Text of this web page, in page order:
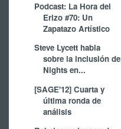
Podcast: La Hora del
Erizo #70: Un
Zapatazo Artístico
Steve Lycett habla
sobre la inclusión de
Nights en...
[SAGE'12] Cuarta y
última ronda de
análisis